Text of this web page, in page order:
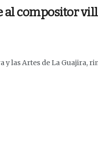
compositor
las Artes de La Guajira,